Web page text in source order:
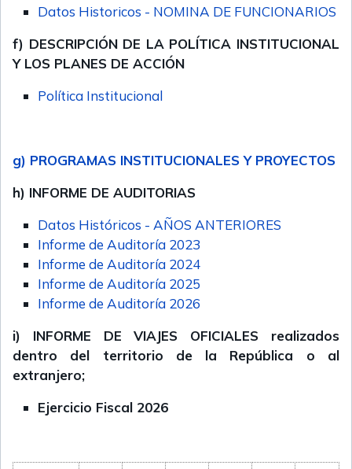
Datos Historicos - NOMINA DE FUNCIONARIOS
f) DESCRIPCIÓN DE LA POLÍTICA INSTITUCIONAL
Y LOS PLANES DE ACCIÓN
Política Institucional
g) PROGRAMAS INSTITUCIONALES Y PROYECTOS
h) INFORME DE AUDITORIAS
Datos Históricos - AÑOS ANTERIORES
Informe de Auditoría 2023
Informe de Auditoría 2024
Informe de Auditoría 2025
Informe de Auditoría 2026
i) INFORME DE VIAJES OFICIALES realizados
dentro del territorio de la República o al
extranjero;
Ejercicio Fiscal 2026